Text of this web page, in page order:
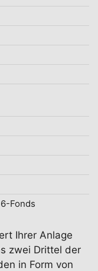
Fonds
Ihrer Anlage
zwei Drittel der
in Form von